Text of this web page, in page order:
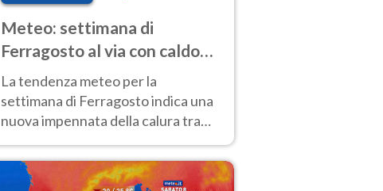
Meteo: settimana di
Ferragosto al via con caldo
intenso e qualche temporale
La tendenza meteo per la
settimana di Ferragosto indica una
nuova impennata della calura tra
anche al Nord.